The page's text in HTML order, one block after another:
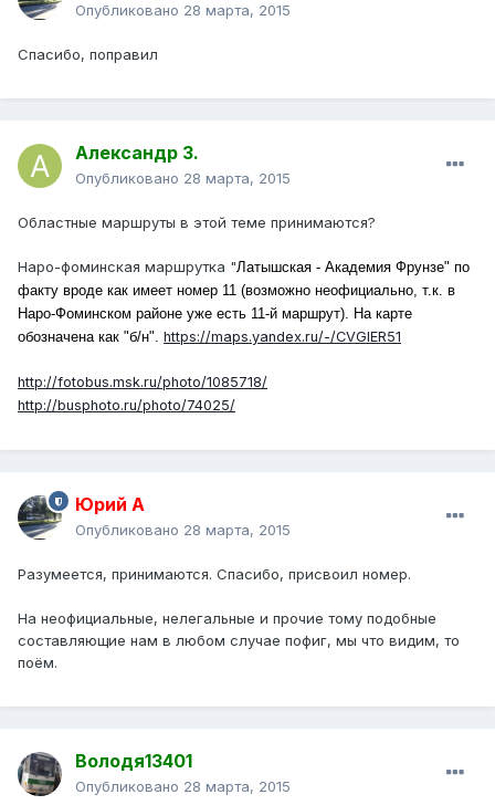
Опубликовано 28 марта, 2015
Спасибо, поправил
Александр З.
Опубликовано 28 марта, 2015
Областные маршруты в этой теме принимаются?
Наро-фоминская маршрутка "Латышская - Академия Фрунзе" по
факту вроде как имеет номер 11 (возможно неофициально, т.к. в
Наро-Фоминском районе уже есть 11-й маршрут). На карте
обозначена как "б/н". https://maps.yandex.ru/-/CVGlER51
http://fotobus.msk.ru/photo/1085718/
http://busphoto.ru/photo/74025/
Юрий А
Опубликовано 28 марта, 2015
Разумеется, принимаются. Спасибо, присвоил номер.
На неофициальные, нелегальные и прочие тому подобные
составляющие нам в любом случае пофиг, мы что видим, то
поём.
Володя13401
Опубликовано 28 марта, 2015